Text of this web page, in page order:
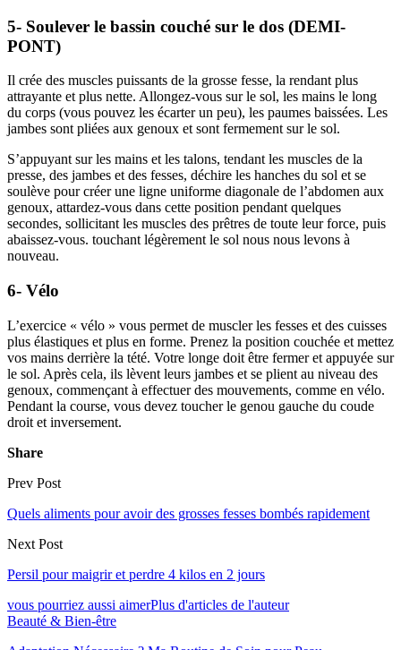
5- Soulever le bassin couché sur le dos (DEMI-
PONT)
Il crée des muscles puissants de la grosse fesse, la rendant plus
attrayante et plus nette. Allongez-vous sur le sol, les mains le long
du corps (vous pouvez les écarter un peu), les paumes baissées. Les
jambes sont pliées aux genoux et sont fermement sur le sol.
S’appuyant sur les mains et les talons, tendant les muscles de la
presse, des jambes et des fesses, déchire les hanches du sol et se
soulève pour créer une ligne uniforme diagonale de l’abdomen aux
genoux, attardez-vous dans cette position pendant quelques
secondes, sollicitant les muscles des prêtres de toute leur force, puis
abaissez-vous. touchant légèrement le sol nous nous levons à
nouveau.
6- Vélo
L’exercice « vélo » vous permet de muscler les fesses et des cuisses
plus élastiques et plus en forme. Prenez la position couchée et mettez
vos mains derrière la tété. Votre longe doit être fermer et appuyée sur
le sol. Après cela, ils lèvent leurs jambes et se plient au niveau des
genoux, commençant à effectuer des mouvements, comme en vélo.
Pendant la course, vous devez toucher le genou gauche du coude
droit et inversement.
Share
Prev Post
Quels aliments pour avoir des grosses fesses bombés rapidement
Next Post
Persil pour maigrir et perdre 4 kilos en 2 jours
vous pourriez aussi aimerPlus d'articles de l'auteur
Beauté & Bien-être